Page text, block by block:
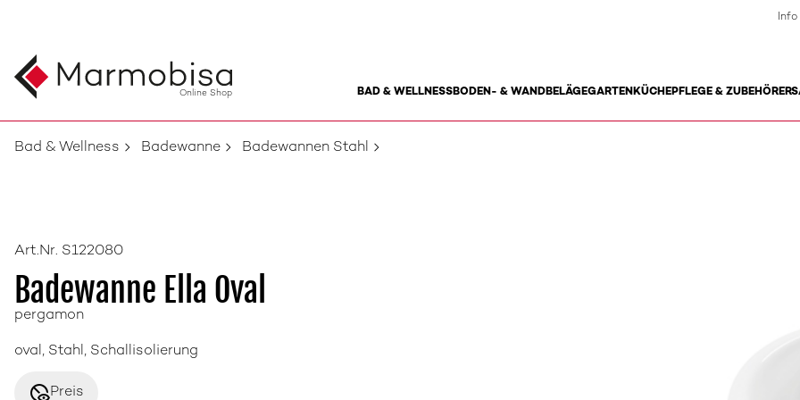
Online Shop BAD & WELLNESSBODEN- & WANDBELÄGEGARTENKÜCHEPFLEGE & ZUBEHÖR
Info
Bad & Wellness Badewanne Badewannen Stahl
Art.Nr. S122080
Badewanne Ella Oval
pergamon
oval, Stahl, Schallisolierung
disabled_visiblePreis